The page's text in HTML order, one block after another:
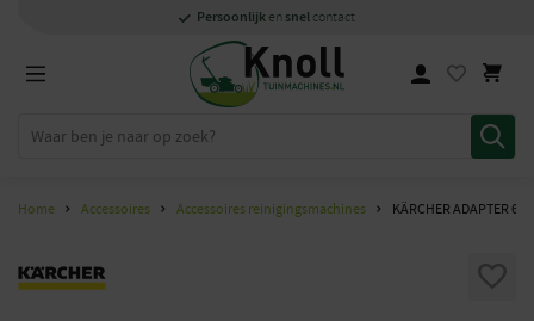
Specialistenmet kennis van zaken
1000m2showroom in Staphorst
Persoonlijk en snel contact
Home Accessoires Accessoires reinigingsmachines KÄRCHER ADAPTER 6